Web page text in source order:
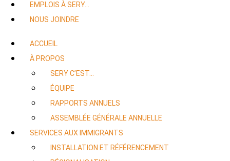
EMPLOIS À SERY…
NOUS JOINDRE
ACCUEIL
À PROPOS
SERY C’EST…
ÉQUIPE
RAPPORTS ANNUELS
ASSEMBLÉE GÉNÉRALE ANNUELLE
SERVICES AUX IMMIGRANTS
INSTALLATION ET RÉFÉRENCEMENT